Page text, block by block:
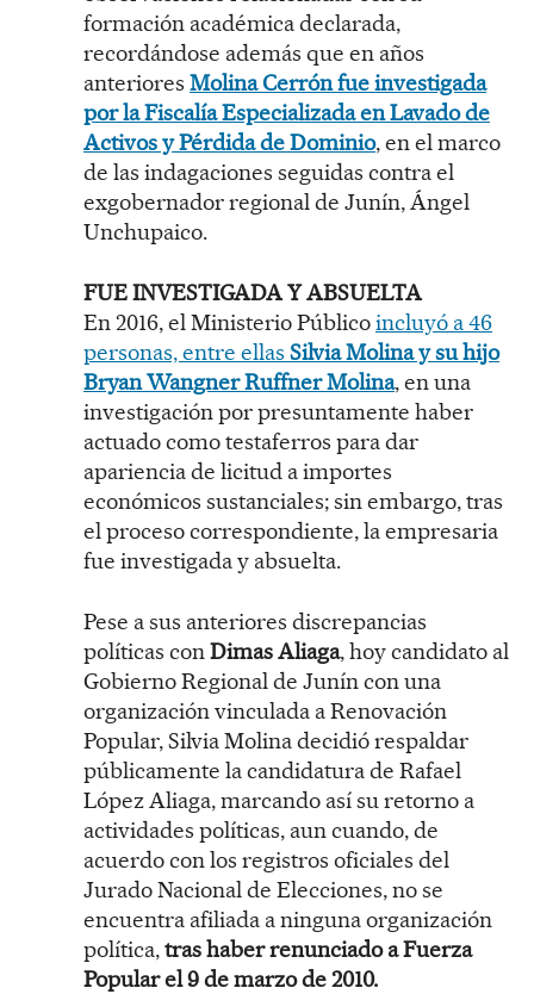
formación académica declarada,
recordándose además que en años
anteriores Molina Cerrón fue investigada
por la Fiscalía Especializada en Lavado de
Activos y Pérdida de Dominio, en el marco
de las indagaciones seguidas contra el
exgobernador regional de Junín, Ángel
Unchupaico.
FUE INVESTIGADA Y ABSUELTA
En 2016, el Ministerio Públicoincluyó a 46
personas, entre ellas Silvia Molina y su hijo
Bryan Wangner Ruffner Molina, en una
investigación por presuntamente haber
actuado como testaferros para dar
apariencia de licitud a importes
económicos sustanciales; sin embargo, tras
el proceso correspondiente, la empresaria
fue investigada y absuelta.
Pese a sus anteriores discrepancias
políticas con Dimas Aliaga, hoy candidato al
Gobierno Regional de Junín con una
organización vinculada a Renovación
Popular, Silvia Molina decidió respaldar
públicamente la candidatura de Rafael
López Aliaga, marcando así su retorno a
actividades políticas, aun cuando, de
acuerdo con los registros oficiales del
Jurado Nacional de Elecciones, no se
encuentra afiliada a ninguna organización
política,tras haber renunciado a Fuerza
Popular el 9 de marzo de 2010.